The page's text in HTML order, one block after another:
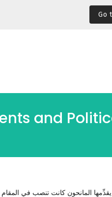
Go
and
المانحون كانت تنصب في المقام